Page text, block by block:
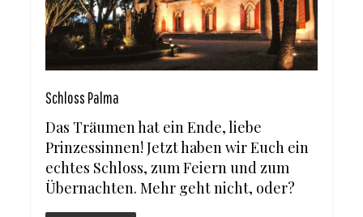
Schloss Palma
Das Träumen hat ein Ende, liebe
Prinzessinnen! Jetzt haben wir Euch ein
echtes Schloss, zum Feiern und zum
Übernachten. Mehr geht nicht, oder?